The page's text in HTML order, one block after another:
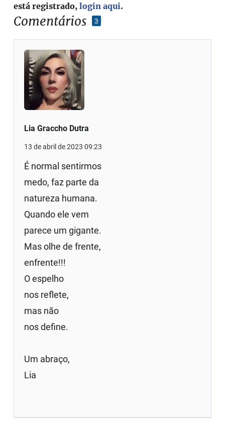
Comentários 3
Lia Graccho Dutra
13 de abril de 2023 09:23
É normal sentirmos
medo, faz parte da
natureza humana.
Quando ele vem
parece um gigante.
Mas olhe de frente,
enfrente!!!
O espelho
nos reflete,
mas não
nos define.
Um abraço,
Lia
está registrado,login aqui.